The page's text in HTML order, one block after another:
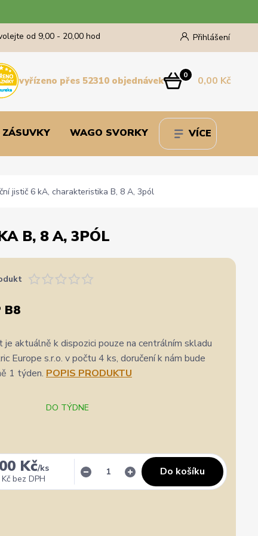
Přihlášení
od 9,00 - 20,00 hod
0 0,00 Kč
vyřízeno přes 52310 objednávek
WAGO SVORKY VÍCE
jistič 6 kA, charakteristika B, 8 A, 3pól
B, 8 A, 3PÓL
B8
aktuálně k dispozici pouze na centrálním skladu
Europe s.r.o. v počtu 4 ks, doručení k nám bude
1 týden. POPIS PRODUKTU
DO TÝDNE
Kč/ks
bez DPH
Do košíku